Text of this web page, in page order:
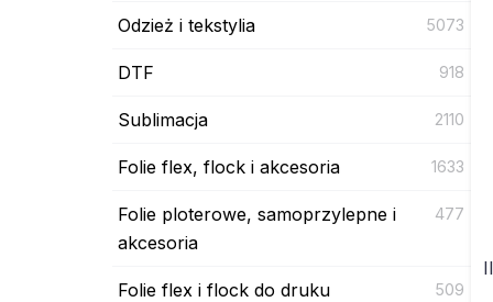
Odzież i tekstylia 5073
DTF 918
Sublimacja 2110
Folie flex, flock i akcesoria 1633
Folie ploterowe, samoprzylepne i
akcesoria
477
Folie flex i flock do druku
509